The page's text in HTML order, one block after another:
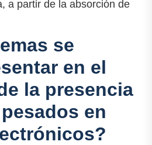
a partir de la absorción de
se
en el
la presencia
en